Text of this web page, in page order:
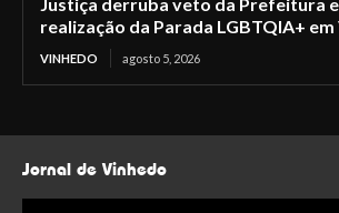
realização da Parada LGBTQIA+
VINHEDO agosto 5, 2026
Jornal de Vinhedo